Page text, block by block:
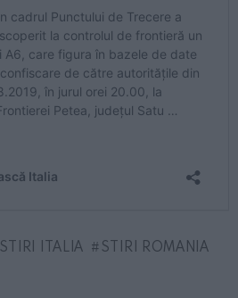
STIRI ITALIA STIRI ROMANIA